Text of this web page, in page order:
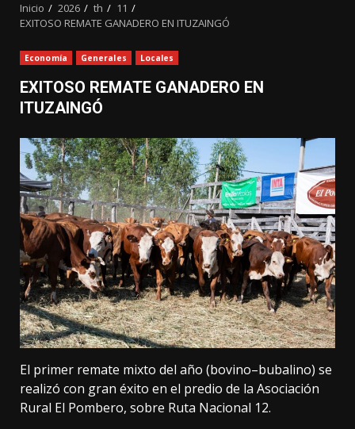
Inicio 2026 th
11
EXITOSO REMATE GANADERO EN ITUZAINGÓ
Economía Generales Locales
EXITOSO REMATE GANADERO EN
ITUZAINGÓ
El primer remate mixto del año (bovino–bubalino) se
realizó con gran éxito en el predio de la Asociación
Rural El Pombero, sobre Ruta Nacional 12.